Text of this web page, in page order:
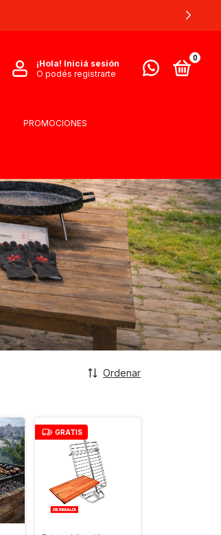
¡Hola! Iniciá sesión
O podés registrarte
0
PROMOCIONES
Ordenar
GRATIS